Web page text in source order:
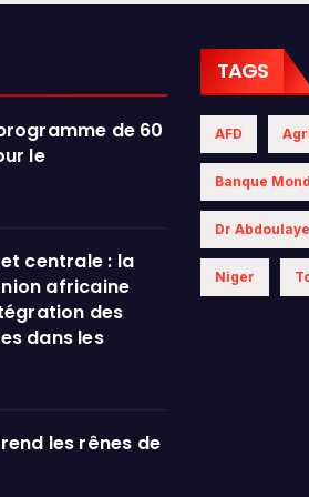
dans les
de 60
le
centrale : la
africaine
des
dans les
les rênes de
TAGS
AFD
Banque
Dr
Niger